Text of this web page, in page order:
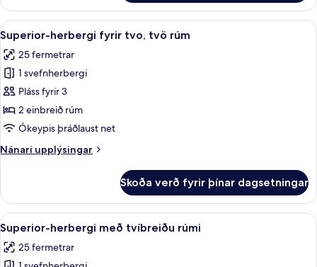
Room
Four
Skoða
allar
myndir
fyrir
Superior-
herbergi
fyrir
tvö
Öryggishólf í herbergi, skrifborð,
6
Superior-herbergi fyrir tvo, tvö rúm
25 fermetrar
1 svefnherbergi
Pláss fyrir 3
2 einbreið rúm
Ókeypis þráðlaust net
Nánari upplýsingar
Nánari
herbergi
fyrir
tvo,
tvö
rúm
Skoða verð fyrir þínar dagsetningar
Skoða
allar
myndir
Öryggishólf í herbergi, skrifborð,
5
Superior-herbergi með tvíbreiðu rúmi
25 fermetrar